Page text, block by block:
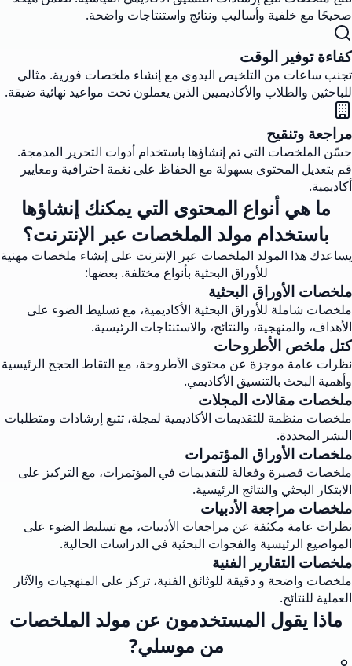
صحيحًا مع خلفية وأساليب ونتائج واستنتاجات واضحة.
كفاءة توفير الوقت
تجنب ساعات من التلخيص اليدوي مع إنشاء ملخصات فورية. مثالي
للباحثين والطلاب والأكاديميين الذين يعملون تحت مواعيد نهائية ضيقة.
مراجعة وتنقيح
حسّن الملخصات التي تم إنشاؤها باستخدام أدوات التحرير المدمجة.
قم بتعديل المحتوى بسهولة مع الحفاظ على نغمة احترافية ومعايير
أكاديمية.
ما هي أنواع المحتوى التي يمكنك إنشاؤها
باستخدام مولد الملخصات عبر الإنترنت؟
يساعدك هذا المولد الملخصات عبر الإنترنت على إنشاء ملخصات مهنية
للأوراق البحثية بأنواع مختلفة. بعضها:
ملخصات الأوراق البحثية
ملخصات شاملة للأوراق البحثية الأكاديمية، مع تسليط الضوء على
الأهداف، والمنهجية، والنتائج، والاستنتاجات الرئيسية.
كتل ملخص الأطروحات
نظرات عامة موجزة عن محتوى الأطروحة، مع التقاط الحجج الرئيسية
وأهمية البحث بالتنسيق الأكاديمي.
ملخصات مقالات المجلات
ملخصات منظمة للتقديمات الأكاديمية لمجلة، تتبع إرشادات ومتطلبات
النشر المحددة.
ملخصات الأوراق المؤتمرات
ملخصات قصيرة وفعالة للتقديمات في المؤتمرات، مع التركيز على
الابتكار البحثي والنتائج الرئيسية.
ملخصات مراجعة الأدبيات
نظرات عامة مكثفة عن مراجعات الأدبيات، مع تسليط الضوء على
المواضيع الرئيسية والفجوات البحثية في الدراسات الحالية.
ملخصات التقارير الفنية
ملخصات واضحة و دقيقة للوثائق الفنية، تركز على المنهجيات والآثار
العملية للنتائج.
ماذا يقول المستخدمون عن مولد الملخصات
من موسلي?